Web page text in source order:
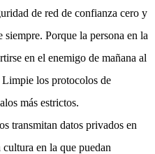
de red de confianza cero y
Porque la persona en la
en el enemigo de mañana al
los protocolos de
más estrictos.
transmitan datos privados en
en la que puedan